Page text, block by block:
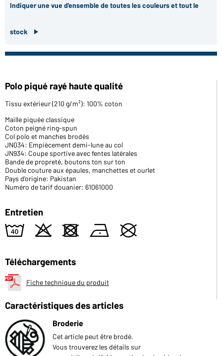
Indiquer une vue d'ensemble de toutes les couleurs et tout le
stock
Polo piqué rayé haute qualité
Tissu extérieur (210 g/m²): 100% coton
Maille piquée classique
Coton peigné ring-spun
Col polo et manches brodés
JN034: Empiècement demi-lune au col
JN934: Coupe sportive avec fentes latérales
Bande de propreté, boutons ton sur ton
Double couture aux épaules, manchettes et ourlet
Pays d'origine: Pakistan
Numéro de tarif douanier: 61061000
Entretien
8 o d n U
Téléchargements
Fiche technique du produit
Caractéristiques des articles
Broderie
Cet article peut être brodé.
Vous trouverez les détails sur